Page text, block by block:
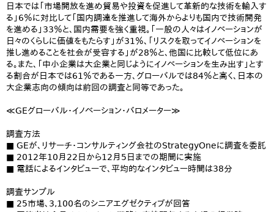
日本では「市場開放を進め貿易や投資を促進して革新的な技術を輸入す
る」6％に対比して「国内調達を推進して海外からよりも国内で技術開発
を進める」33％と、国内需要を強く重視。「一般の人々はイノベーションが
日々のくらしに価値をもたらす」が31％、「リスクを取ってイノベーションを
推し進めることを社会が受容する」が28％と、他国に比較して低位にあ
る。また、「中小企業は大企業と同じようにイノベーションを生み出す」とす
る割合が日本では61％である一方、グローバルでは84％と高く、日本の
大企業志向の傾向は前回の調査と同等であった。
≪GEグローバル・イノベーション・バロメーター≫
調査方法
■ GEが、リサーチ・コンサルティング会社のStrategyOneに調査を委託
■ 2012年10月22日から12月5日までの期間に実施
■ 電話によるインタビューで、平均的なインタビュー時間は38分
調査サンプル
■ 25市場、3,100名のシニアエグゼクティブが回答